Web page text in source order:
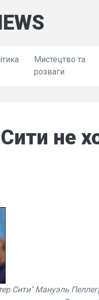
Мистецтво та
розваги
не
Сити" Мануэль